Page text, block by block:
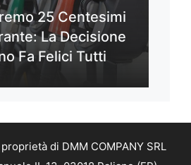
25 Centesimi
La Decisione
Fa Felici Tutti
di DMM COMPANY SRL